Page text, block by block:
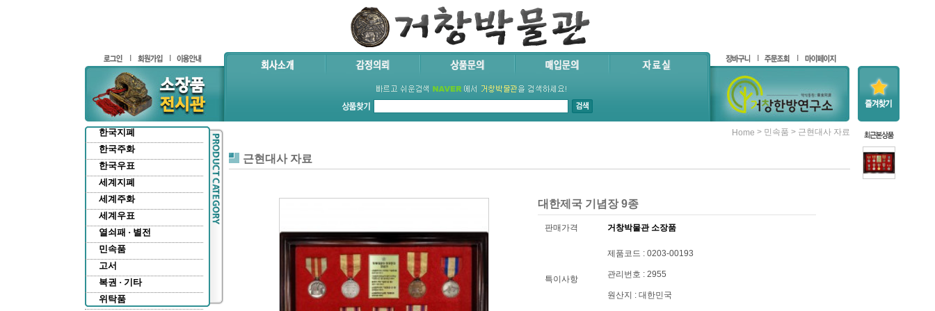
한국지폐
한국주화
한국우표
세계지폐
세계주화
세계우표
열쇠패 · 별전
민속품
고서
복권 · 기타
위탁품
Home > 민속품 > 근현대사 자료
근현대사 자료
대한제국 기념장 9종
판매가격 거창박물관 소장품
특이사항
제품코드 : 0203-00193
관리번호 : 2955
원산지 : 대한민국